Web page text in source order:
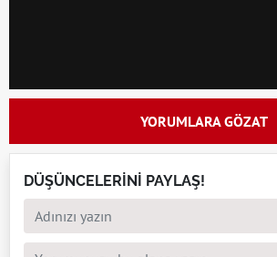
YORUMLARA GÖZAT
DÜŞÜNCELERİNİ PAYLAŞ!